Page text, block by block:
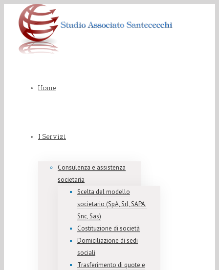
Home
I Servizi
Consulenza e assistenza
societaria
Scelta del modello
societario (SpA, Srl, SAPA,
Snc, Sas)
Costituzione di società
Domiciliazione di sedi
sociali
Trasferimento di quote e